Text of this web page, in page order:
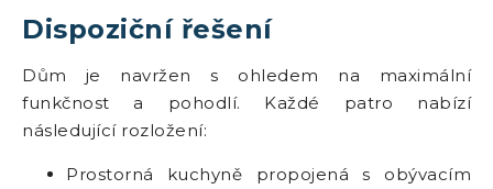
Dispoziční řešení
Dům je navržen s ohledem na maximální
funkčnost a pohodlí. Každé patro nabízí
následující rozložení:
Prostorná kuchyně propojená s obývacím